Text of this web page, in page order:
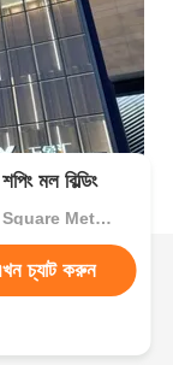
মল বিল্ডিং
মূল্য：$48-59 Square Meters
চ্যাট করুন